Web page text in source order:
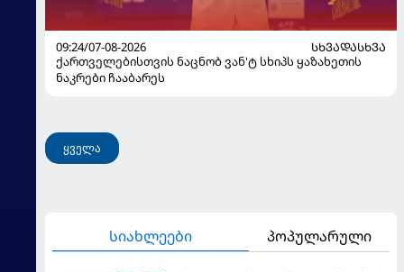
09:24/07-08-2026
ᲡᲮᲕᲐᲓᲐᲡᲮᲕᲐ
ქართველებისთვის ნაცნობ ვან'ტ სხიპს ყაზახეთის
ნაკრები ჩააბარეს
ყველა
სიახლეები პოპულარული